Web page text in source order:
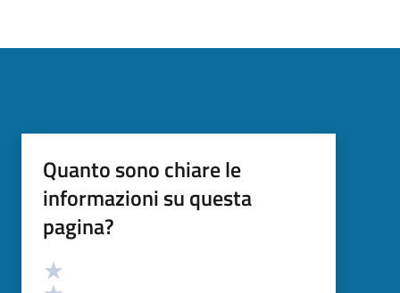
Quanto sono chiare le
informazioni su questa
pagina?
Valutazione